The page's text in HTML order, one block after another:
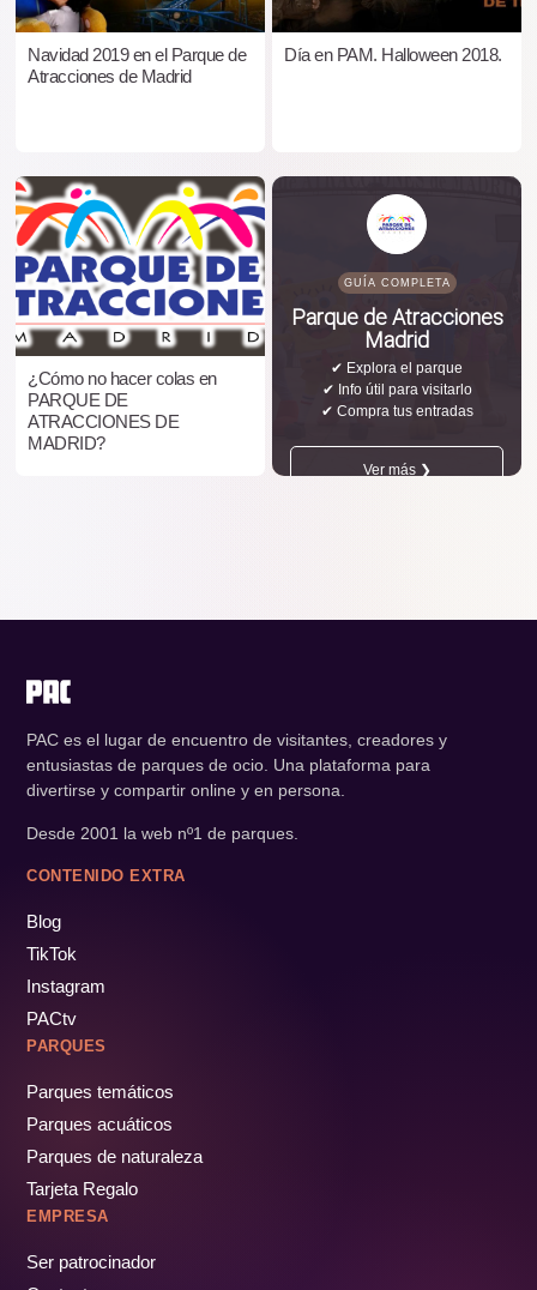
Navidad 2019 en el Parque de
Atracciones de Madrid
Día en PAM. Halloween 2018.
¿Cómo no hacer colas en
PARQUE DE
ATRACCIONES DE
MADRID?
GUÍA COMPLETA
Parque de Atracciones
Madrid
✔ Explora el parque
✔ Info útil para visitarlo
✔ Compra tus entradas
Ver más ❯
PAC es el lugar de encuentro de visitantes, creadores y
entusiastas de parques de ocio. Una plataforma para
divertirse y compartir online y en persona.
Desde 2001 la web nº1 de parques.
CONTENIDO EXTRA
Blog
TikTok
Instagram
PACtv
PARQUES
Parques temáticos
Parques acuáticos
Parques de naturaleza
Tarjeta Regalo
EMPRESA
Ser patrocinador